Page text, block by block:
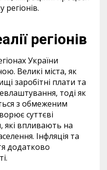
регіонів
України
Великі міста, як
заробітні плати та
тоді як
з обмеженим
суттєві
які впливають на
Інфляція та
додатково